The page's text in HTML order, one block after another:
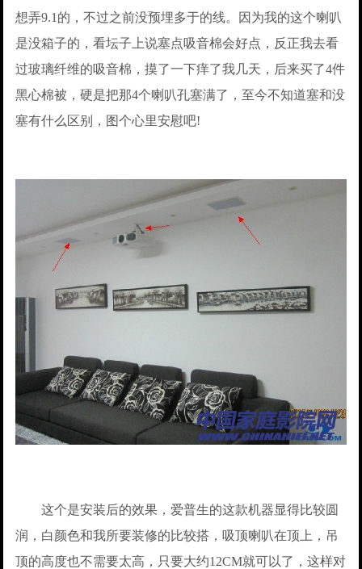
想弄9.1的，不过之前没预埋多于的线。因为我的这个喇叭
是没箱子的，看坛子上说塞点吸音棉会好点，反正我去看
过玻璃纤维的吸音棉，摸了一下痒了我几天，后来买了4件
黑心棉被，硬是把那4个喇叭孔塞满了，至今不知道塞和没
塞有什么区别，图个心里安慰吧!
这个是安装后的效果，爱普生的这款机器显得比较圆
润，白颜色和我所要装修的比较搭，吸顶喇叭在顶上，吊
顶的高度也不需要太高，只要大约12CM就可以了，这样对